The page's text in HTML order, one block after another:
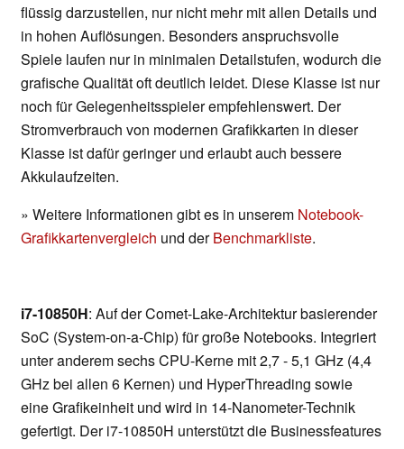
flüssig darzustellen, nur nicht mehr mit allen Details und
in hohen Auflösungen. Besonders anspruchsvolle
Spiele laufen nur in minimalen Detailstufen, wodurch die
grafische Qualität oft deutlich leidet. Diese Klasse ist nur
noch für Gelegenheitsspieler empfehlenswert. Der
Stromverbrauch von modernen Grafikkarten in dieser
Klasse ist dafür geringer und erlaubt auch bessere
Akkulaufzeiten.
» Weitere Informationen gibt es in unserem Notebook-
Grafikkartenvergleich und derBenchmarkliste.
i7-10850H: Auf der Comet-Lake-Architektur basierender
SoC (System-on-a-Chip) für große Notebooks. Integriert
unter anderem sechs CPU-Kerne mit 2,7 - 5,1 GHz (4,4
GHz bei allen 6 Kernen) und HyperThreading sowie
eine Grafikeinheit und wird in 14-Nanometer-Technik
gefertigt. Der i7-10850H unterstützt die Businessfeatures